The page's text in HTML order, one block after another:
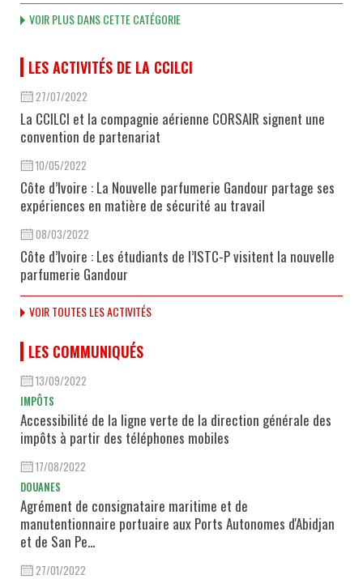
VOIR PLUS DANS CETTE CATÉGORIE
LES ACTIVITÉS DE LA CCILCI
27/07/2022
La CCILCI et la compagnie aérienne CORSAIR signent une
convention de partenariat
10/05/2022
Côte d’Ivoire : La Nouvelle parfumerie Gandour partage ses
expériences en matière de sécurité au travail
08/03/2022
Côte d’Ivoire : Les étudiants de l’ISTC-P visitent la nouvelle
parfumerie Gandour
VOIR TOUTES LES ACTIVITÉS
LES COMMUNIQUÉS
13/09/2022
IMPÔTS
Accessibilité de la ligne verte de la direction générale des
impôts à partir des téléphones mobiles
17/08/2022
DOUANES
Agrément de consignataire maritime et de
manutentionnaire portuaire aux Ports Autonomes d'Abidjan
et de San Pe...
27/01/2022